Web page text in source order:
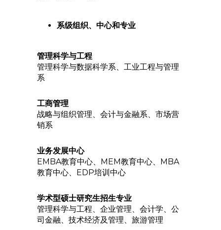
系级组织、中心和专业
管理科学与工程
管理科学与数据科学系、工业工程与管理
系
工商管理
战略与组织管理、会计与金融系、市场营
销系
业务发展中心
EMBA教育中心、MEM教育中心、MBA
教育中心、EDP培训中心
学术型硕士研究生招生专业
管理科学与工程、企业管理、会计学、公
司金融、技术经济及管理、旅游管理